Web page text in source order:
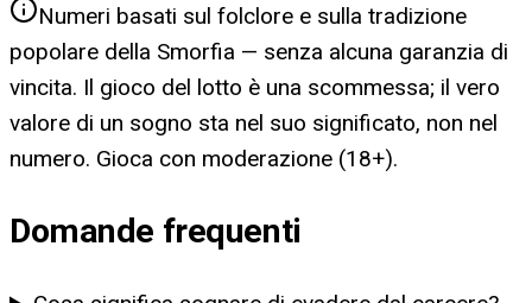
Numeri basati sul folclore e sulla tradizione
popolare della Smorfia — senza alcuna garanzia di
vincita. Il gioco del lotto è una scommessa; il vero
valore di un sogno sta nel suo significato, non nel
numero. Gioca con moderazione (18+).
Domande frequenti